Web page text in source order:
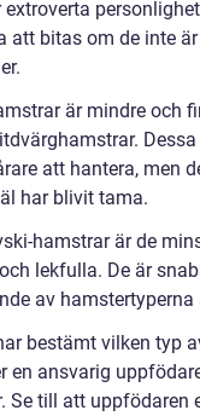
extroverta
att bitas om de inte
är mindre och
att hantera, men
har blivit tama.
hamstrar är de
lekfulla. De är
av
bestämt vilken typ
en ansvarig
Se till att uppfödaren